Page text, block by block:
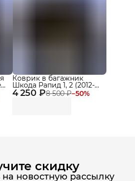
4 250 ₽8 500 ₽−50%
Коврик в багажник
Шкода Рапид 1, 2 (2012-
23), Фольксваген Поло 6
Лифтбек (2020-23)
скидку
новостную рассылку